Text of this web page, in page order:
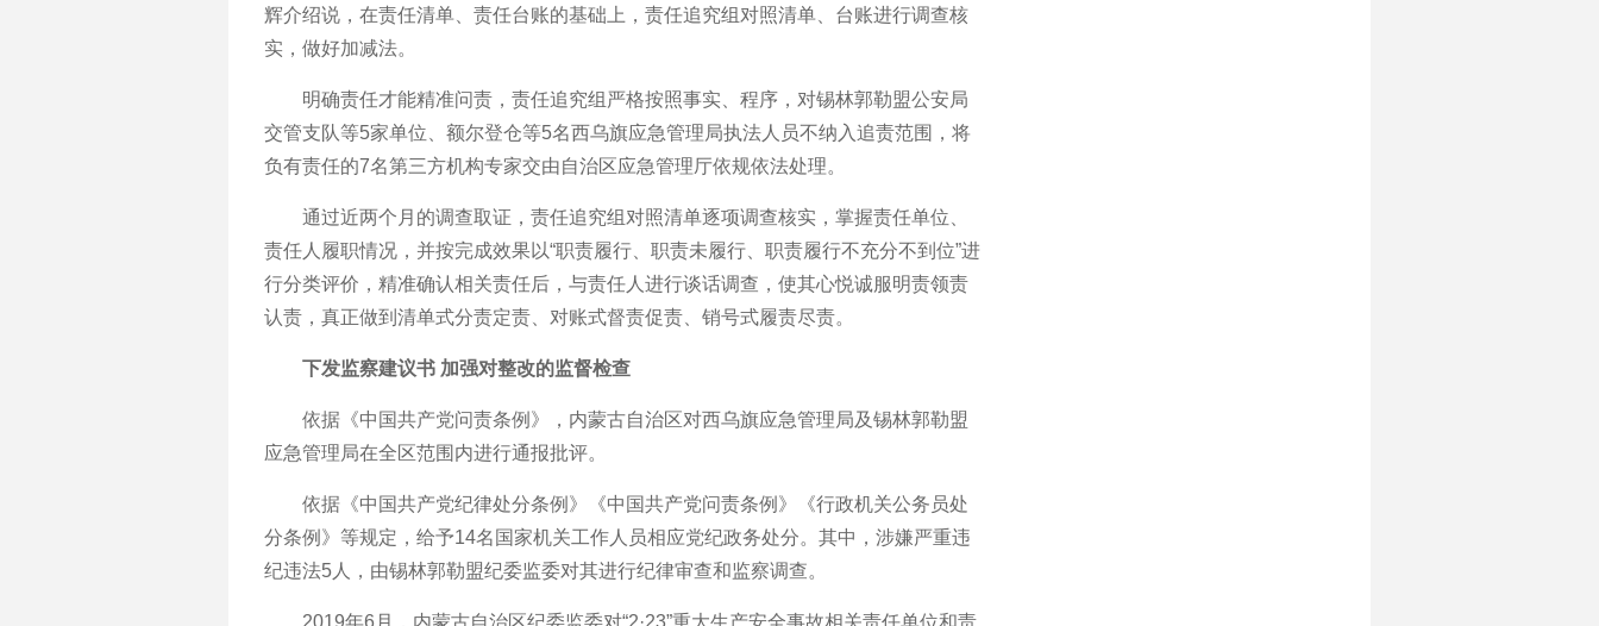
辉介绍说，在责任清单、责任台账的基础上，责任追究组对照清单、台账进行调查核
实，做好加减法。
明确责任才能精准问责，责任追究组严格按照事实、程序，对锡林郭勒盟公安局
交管支队等5家单位、额尔登仓等5名西乌旗应急管理局执法人员不纳入追责范围，将
负有责任的7名第三方机构专家交由自治区应急管理厅依规依法处理。
通过近两个月的调查取证，责任追究组对照清单逐项调查核实，掌握责任单位、
责任人履职情况，并按完成效果以“职责履行、职责未履行、职责履行不充分不到位”进
行分类评价，精准确认相关责任后，与责任人进行谈话调查，使其心悦诚服明责领责
认责，真正做到清单式分责定责、对账式督责促责、销号式履责尽责。
下发监察建议书 加强对整改的监督检查
依据《中国共产党问责条例》，内蒙古自治区对西乌旗应急管理局及锡林郭勒盟
应急管理局在全区范围内进行通报批评。
依据《中国共产党纪律处分条例》《中国共产党问责条例》《行政机关公务员处
分条例》等规定，给予14名国家机关工作人员相应党纪政务处分。其中，涉嫌严重违
纪违法5人，由锡林郭勒盟纪委监委对其进行纪律审查和监察调查。
2019年6月，内蒙古自治区纪委监委对“2·23”重大生产安全事故相关责任单位和责